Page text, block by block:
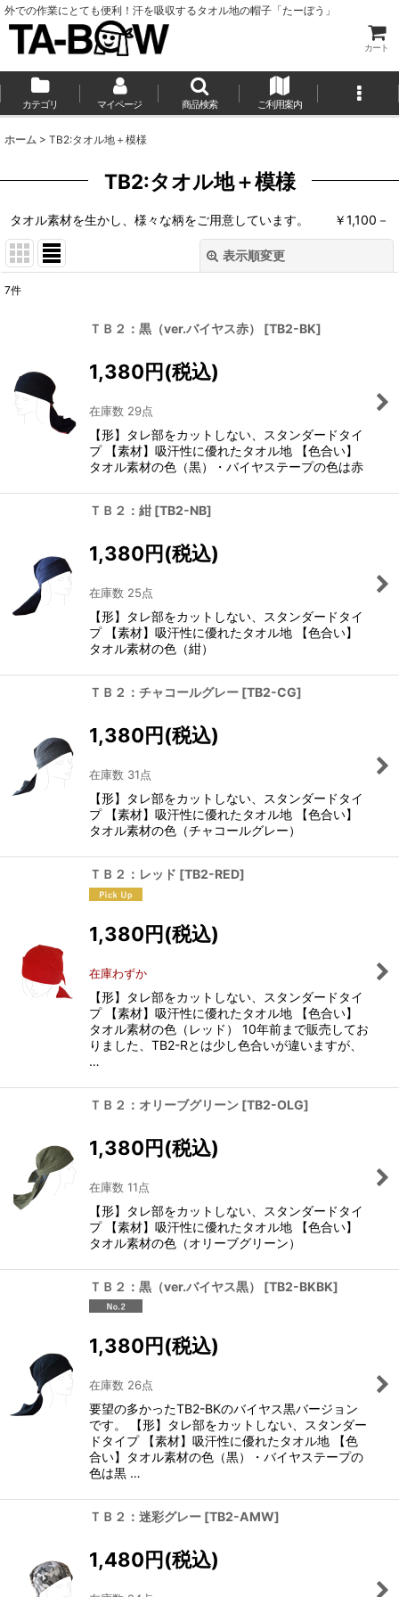
外での作業にとても便利！汗を吸収するタオル地の帽子「たーぼう」
カート
カテゴリ マイページ 商品検索 ご利用案内
ホーム > TB2:タオル地＋模様
TB2:タオル地＋模様
タオル素材を生かし、様々な柄をご用意しています。 ￥1,100－
表示順変更
7件
ＴＢ２：黒（ver.バイヤス赤） [TB2-BK]
1,380円(税込)
在庫数 29点
【形】タレ部をカットしない、スタンダードタイ
プ 【素材】吸汗性に優れたタオル地 【色合い】
タオル素材の色（黒）・バイヤステープの色は赤
ＴＢ２：紺 [TB2-NB]
1,380円(税込)
在庫数 25点
【形】タレ部をカットしない、スタンダードタイ
プ 【素材】吸汗性に優れたタオル地 【色合い】
タオル素材の色（紺）
ＴＢ２：チャコールグレー [TB2-CG]
1,380円(税込)
在庫数 31点
【形】タレ部をカットしない、スタンダードタイ
プ 【素材】吸汗性に優れたタオル地 【色合い】
タオル素材の色（チャコールグレー）
ＴＢ２：レッド [TB2-RED]
1,380円(税込)
在庫わずか
【形】タレ部をカットしない、スタンダードタイ
プ 【素材】吸汗性に優れたタオル地 【色合い】
タオル素材の色（レッド） 10年前まで販売してお
りました、TB2-Rとは少し色合いが違いますが、
…
ＴＢ２：オリーブグリーン [TB2-OLG]
1,380円(税込)
在庫数 11点
【形】タレ部をカットしない、スタンダードタイ
プ 【素材】吸汗性に優れたタオル地 【色合い】
タオル素材の色（オリーブグリーン）
ＴＢ２：黒（ver.バイヤス黒） [TB2-BKBK]
1,380円 (税込)
在庫数 26点
要望の多かったTB2-BKのバイヤス黒バージョン
です。 【形】タレ部をカットしない、スタンダー
ドタイプ 【素材】吸汗性に優れたタオル地 【色
合い】タオル素材の色（黒）・バイヤステープの
色は黒 …
ＴＢ２：迷彩グレー [TB2-AMW]
1,480円 (税込)